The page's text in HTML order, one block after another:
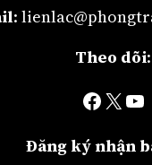
:
Theo dõi:
Facebook X YouTube
Đăng ký nhận